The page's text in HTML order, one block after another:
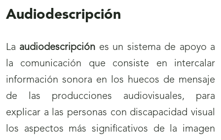
Audiodescripción
La audiodescripción es un sistema de apoyo a
la comunicación que consiste en intercalar
información sonora en los huecos de mensaje
de las producciones audiovisuales, para
explicar a las personas con discapacidad visual
los aspectos más significativos de la imagen